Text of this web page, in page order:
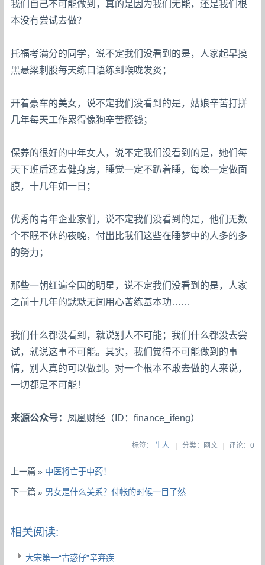
我们自己不可能做到，真的是因为我们无能，还是我们根
本没有尝试去做？
托福考满分的同学，说不定我们没看到的是，人家起早摸
黑悬梁刺股每天练口语练到喉咙发炎；
开着豪车的美女，说不定我们没看到的是，姑娘辛苦打拼
几年每天工作累得像狗辛苦攒钱；
保养的很好的中年女人，说不定我们没看到的是，她们每
天下班后还去健身房，睡觉一定不趴着睡，每晚一定做面
膜，十几年如一日；
优秀的青年企业家们，说不定我们没看到的是，他们无数
个不眠不休的夜晚，付出比我们这些在睡梦中的人多的多
的努力；
那些一朝红遍全国的明星，说不定我们没看到的是，人家
之前十几年的默默无闻用心苦练基本功……
我们什么都没看到，就说别人不可能；我们什么都没去尝
试，就说这事不可能。其实，我们觉得不可能做到的事
情，别人真的可以做到。对一个根本不敢去做的人来说，
一切都是不可能！
来源公众号： 凤凰财经（ID：finance_ifeng）
标签： 牛人 | 分类：网文| 评论：0
上一篇 » 中医将亡于中药！
下一篇 » 男女是什么关系？付帐的时候一目了然
相关阅读:
大宋第一“古惑仔”辛弃疾